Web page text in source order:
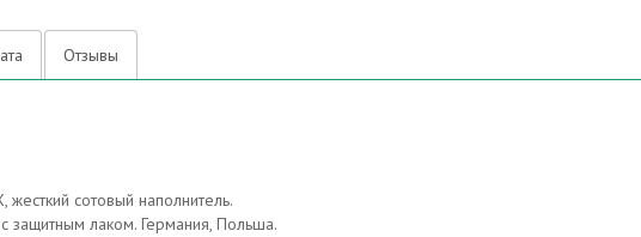
Отзывы
сотовый наполнитель.
защитным лаком. Германия, Польша.